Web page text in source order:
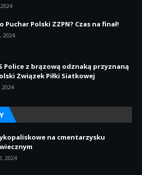
Puchar Polski ZZPN? Czas na finał!
2024
Police z brązową odznaką przyznaną
Związek Piłki Siatkowej
2024
na cmentarzysku
2024